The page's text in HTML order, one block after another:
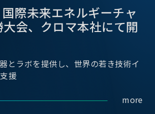
際未来エネルギーチャ
大会、クロマ本社にて開
とラボを提供し、世界の若き技術イ
援
more